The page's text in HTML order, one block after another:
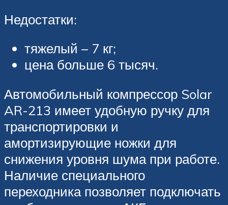
Недостатки:
тяжелый – 7 кг;
цена больше 6 тысяч.
Автомобильный компрессор Solar
AR-213 имеет удобную ручку для
транспортировки и
амортизирующие ножки для
снижения уровня шума при работе.
Наличие специального
переходника позволяет подключать